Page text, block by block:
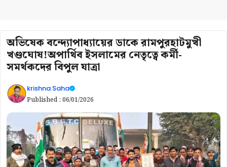
অভিষেক বন্দ্যোপাধ্যায়ের ডাকে রামপুরহাটমুখী
খণ্ডঘোষ!অপার্থিব ইসলামের নেতৃত্বে কর্মী-
সমর্থকদের বিপুল যাত্রা
krishna Saha
Published : 06/01/2026